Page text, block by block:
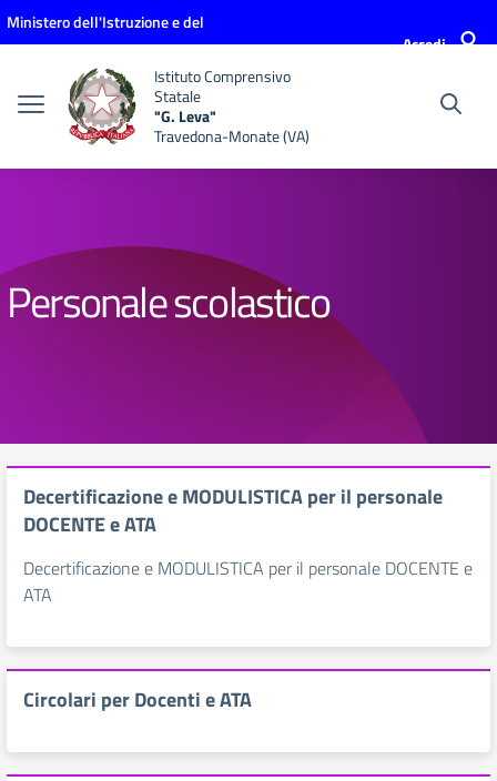
Vai ai contenuti
Vai al menu di navigazione
Vai al footer
Ministero dell'Istruzione e del
Accedi
Istituto Comprensivo
Statale
"G. Leva"
Travedona-Monate (VA)
Personale scolastico
Decertificazione e MODULISTICA per il personale
DOCENTE e ATA
Decertificazione e MODULISTICA per il personale DOCENTE e
ATA
Circolari per Docenti e ATA